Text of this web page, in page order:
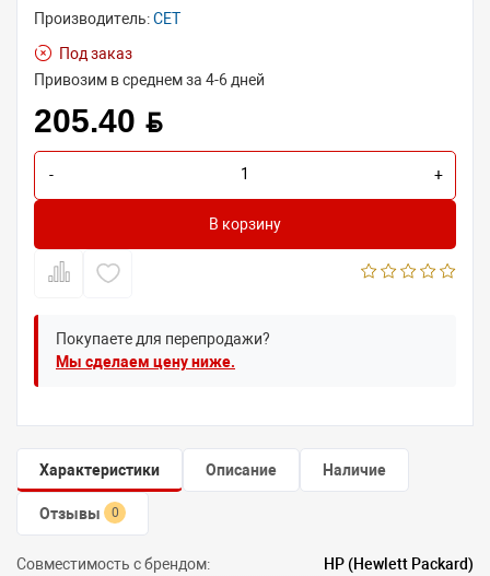
Производитель:CET
Под заказ
Привозим в среднем за 4-6 дней
205.40 BYN
- +
В корзину
Покупаете для перепродажи?
Мы сделаем цену ниже.
Характеристики Описание Наличие
Отзывы 0
Совместимость с брендом: HP (Hewlett Packard)